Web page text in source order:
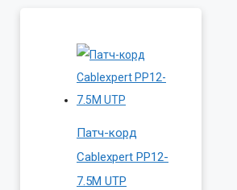
Патч-корд
Cablexpert PP12-
7.5M UTP